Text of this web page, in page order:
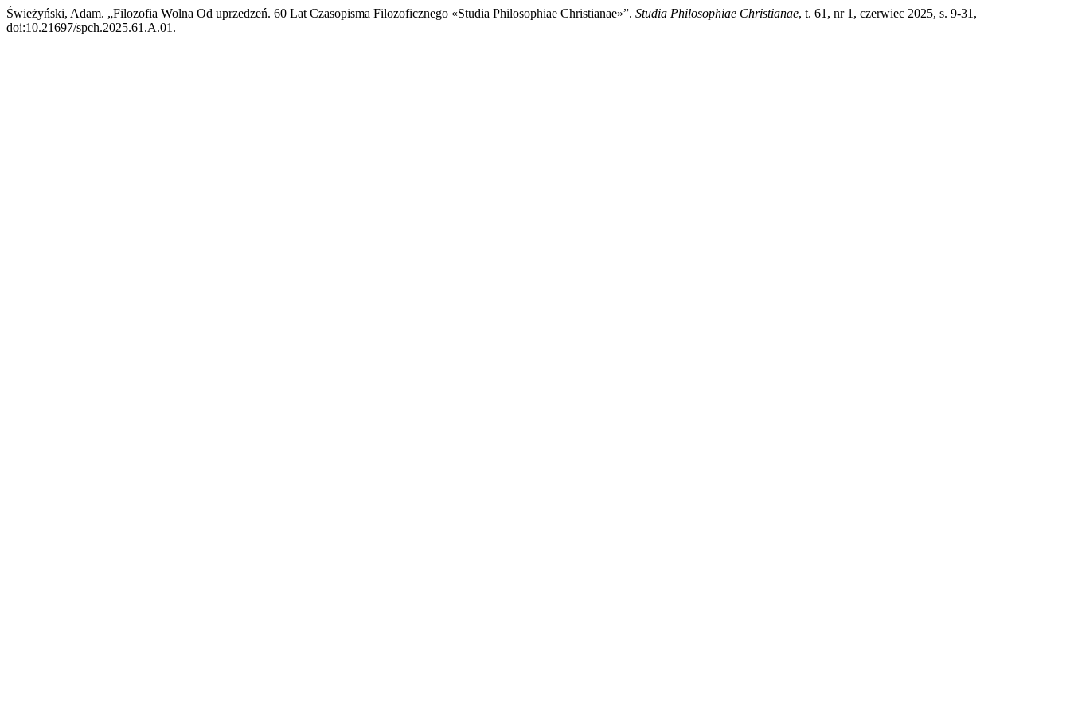
Świeżyński, Adam. „Filozofia Wolna Od uprzedzeń. 60 Lat Czasopisma Filozoficznego «Studia Philosophiae Christianae»”. Studia Philosophiae Christianae, t. 61, nr 1, czerwiec 2025, s. 9-31,
doi:10.21697/spch.2025.61.A.01.